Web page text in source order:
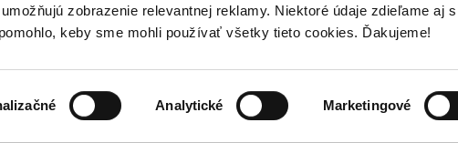
zobrazenie relevantnej reklamy. Niektoré údaje zdieľame aj s
keby sme mohli používať všetky tieto cookies. Ďakujeme!
Analytické Marketingové